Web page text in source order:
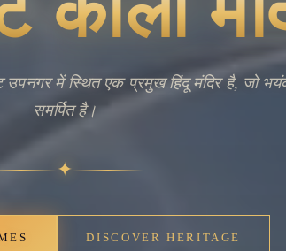
Faith
कालीघाट काली मंदिर इस क्षेत्र के सबसे
शहर और उसके बाहर से तीर्थयात्रियों और
आध्यात्मिक केंद्र के रूप में कार्य करता